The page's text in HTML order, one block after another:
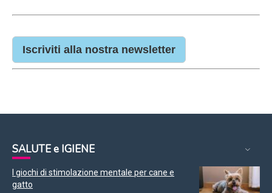
Iscriviti alla nostra newsletter
SALUTE e IGIENE
I giochi di stimolazione mentale per cane e
gatto